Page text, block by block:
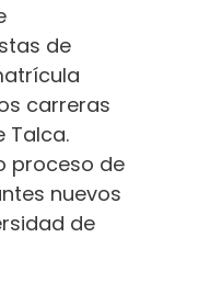
de
carreras
Talca.
proceso de
nuevos
de